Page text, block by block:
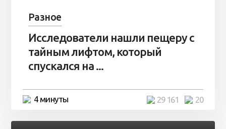
Разное
Исследователи нашли пещеру с
тайным лифтом, который
спускался на ...
4 минуты 20
29 161